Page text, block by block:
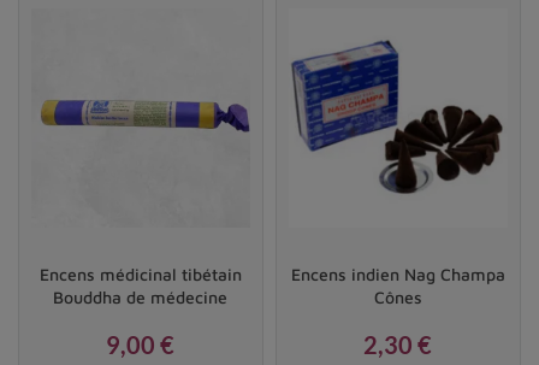
Encens médicinal tibétain
Bouddha de médecine
9,00 €
Encens indien Nag Champa
Cônes
2,30 €